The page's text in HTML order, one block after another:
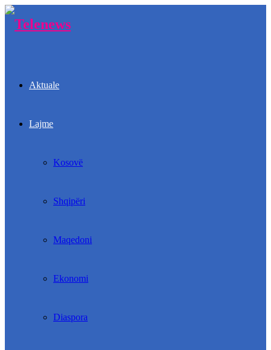
Aktuale
Lajme
Kosovë
Shqipëri
Maqedoni
Ekonomi
Diaspora